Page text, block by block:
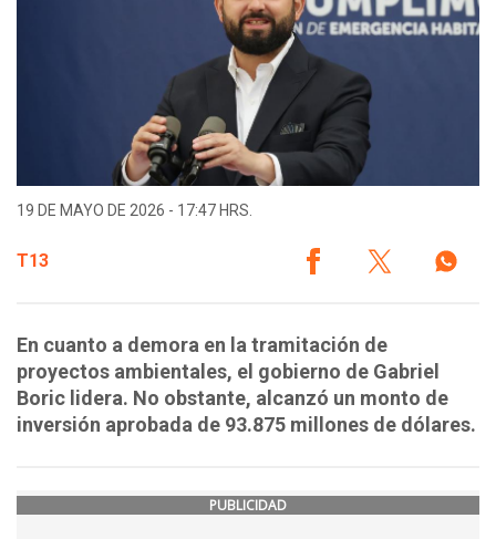
19 DE MAYO DE 2026 - 17:47 HRS.
T13
En cuanto a demora en la tramitación de
proyectos ambientales, el gobierno de Gabriel
Boric lidera. No obstante, alcanzó un monto de
inversión aprobada de 93.875 millones de dólares.
PUBLICIDAD